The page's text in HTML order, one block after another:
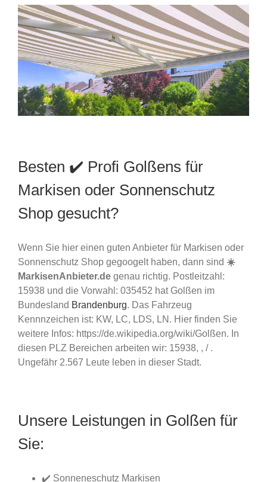
Besten ✔️ Profi Golßens für
Markisen oder Sonnenschutz
Shop gesucht?
Wenn Sie hier einen guten Anbieter für Markisen oder
Sonnenschutz Shop gegoogelt haben, dann sind ☀️
MarkisenAnbieter.de genau richtig. Postleitzahl:
15938 und die Vorwahl: 035452 hat Golßen im
Bundesland Brandenburg. Das Fahrzeug
Kennnzeichen ist: KW, LC, LDS, LN. Hier finden Sie
weitere Infos: https://de.wikipedia.org/wiki/Golßen. In
diesen PLZ Bereichen arbeiten wir: 15938, , / .
Ungefähr 2.567 Leute leben in dieser Stadt.
Unsere Leistungen in Golßen für
Sie:
✔️ Sonneneschutz Markisen